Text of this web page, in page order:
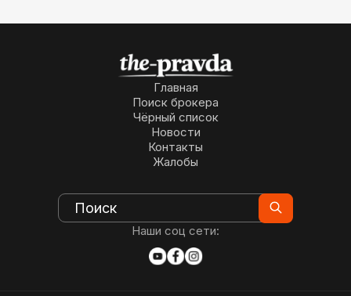
Главная
Поиск брокера
Чёрный список
Новости
Контакты
Жалобы
Наши соц сети: